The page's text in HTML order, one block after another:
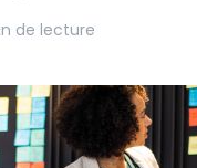
de lecture